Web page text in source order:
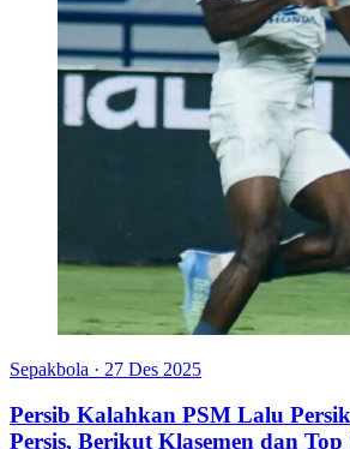
Sepakbola · 27 Des 2025
Persib Kalahkan PSM Lalu
Persis, Berikut Klasemen dan